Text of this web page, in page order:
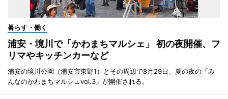
暮らす・働く
浦安・境川で「かわまちマルシェ」 初の夜開催、フ
リマやキッチンカーなど
浦安の境川公園（浦安市東野1）とその周辺で8月29日、夏の夜の「み
んなのかわまちマルシェvol.3」が開催される。